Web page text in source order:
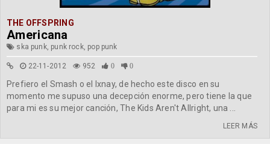
THE OFFSPRING
Americana
ska punk, punk rock, pop punk
22-11-2012 952 0 0
Prefiero el Smash o el Ixnay, de hecho este disco en su
momento me supuso una decepción enorme, pero tiene la que
para mi es su mejor canción, The Kids Aren't Allright, una ...
LEER MÁS